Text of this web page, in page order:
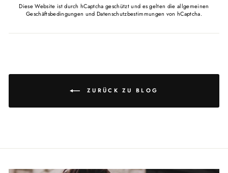
Diese Website ist durch hCaptcha geschützt und es gelten dieallgemeinen
Geschäftsbedingungen undDatenschutzbestimmungen von hCaptcha.
ZURÜCK ZU BLOG